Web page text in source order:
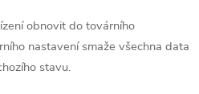
obnovit do továrního
nastavení smaže všechna data
stavu.